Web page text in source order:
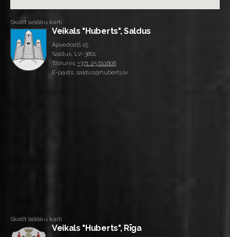
Skatīt lielāku karti
Veikals "Huberts", Saldus
Apvedceļš 15
Saldus, LV-3801
Tālrunis: +371 25 611808
E-pasts: saldus@huberts.lv
Skatīt lielāku karti
Veikals "Huberts", Rīga